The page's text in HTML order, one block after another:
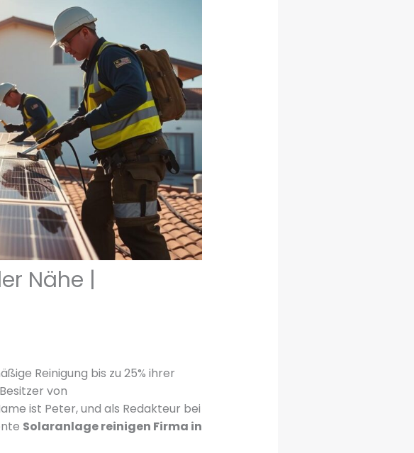
Nähe |
Reinigung bis zu 25% ihrer
von
ist Peter, und als Redakteur bei
Solaranlage reinigen Firma in